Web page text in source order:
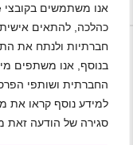
כהלכה, להתאים אישית
חברתיות ולנתח את
בנוסף, אנו משתפים
החברתית ושותפי
למידע נוסף קראו את
סגירה של הודעה זאת
+
נציגי /ות
חיפה |שכר ממוצע